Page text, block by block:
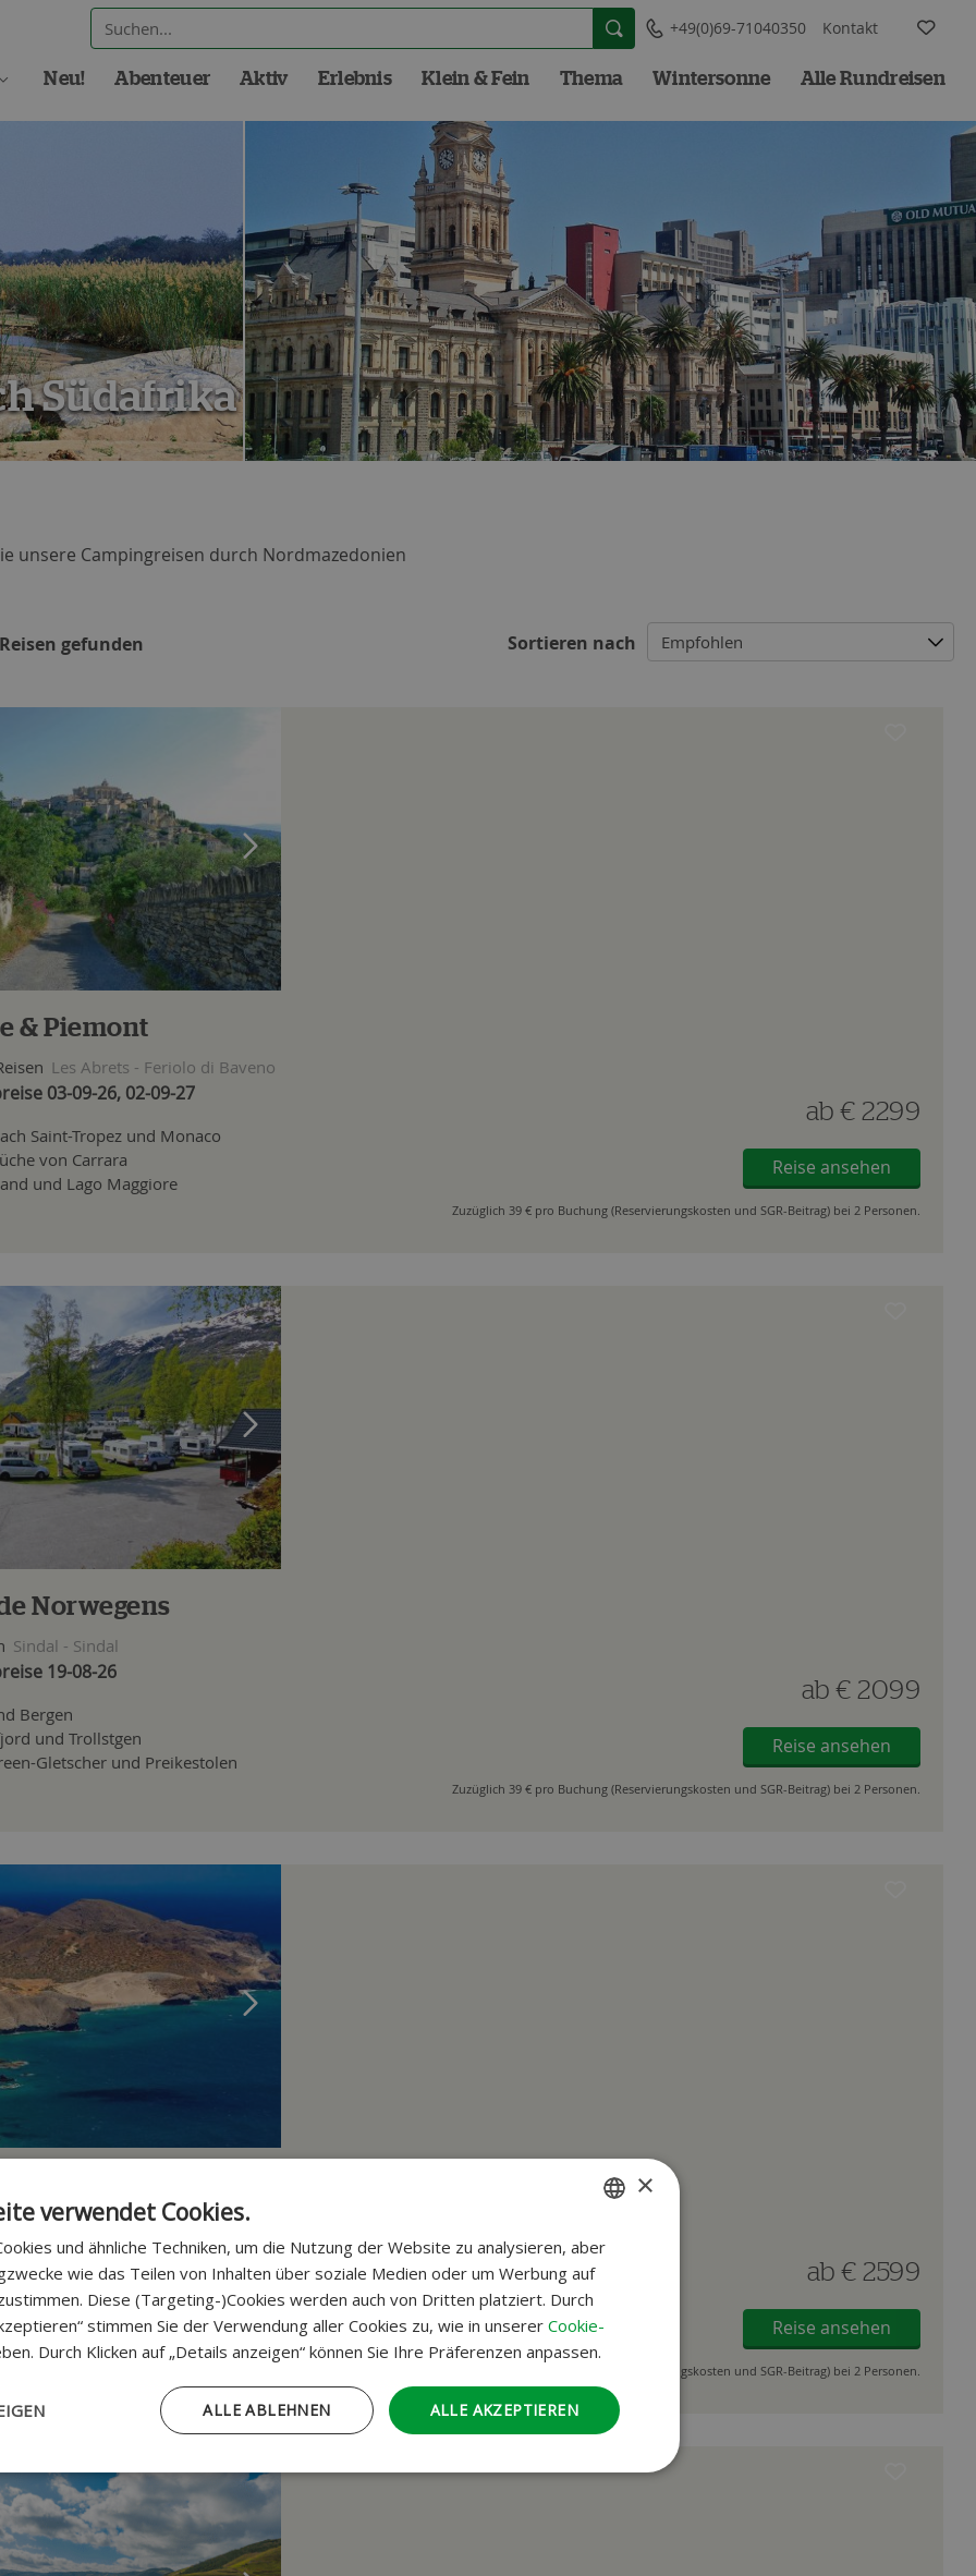
+49(0)69-71040350 Kontakt
Neu! Abenteuer Aktiv Erlebnis Klein & Fein Thema Wintersonne Alle Rundreisen
Südafrika
unsere Campingreisen durch Nordmazedonien
gefunden Sortieren nach Empfohlen
& Piemont
Les Abrets - Feriolo di Baveno
03-09-26, 02-09-27
Saint-Tropez und Monaco
von Carrara
und Lago Maggiore
ab € 2299
Reise ansehen
Zuzüglich 39 € pro Buchung (Reservierungskosten und SGR-Beitrag) bei 2 Personen.
Norwegens
Sindal - Sindal
19-08-26
Bergen
und Trollstgen
Gletscher und Preikestolen
ab € 2099
Reise ansehen
Zuzüglich 39 € pro Buchung (Reservierungskosten und SGR-Beitrag) bei 2 Personen.
Salamanca -Nijar
03-03-27
Salamanca & Madrid
Coto Doñana
& Fès
ab € 2599
Reise ansehen
Zuzüglich 39 € pro Buchung (Reservierungskosten und SGR-Beitrag) bei 2 Personen.
DUTCH
GERMAN
×
verwendet Cookies.
und ähnliche Techniken, um die Nutzung der Website zu analysieren, aber
wie das Teilen von Inhalten über soziale Medien oder um Werbung auf
Diese (Targeting-)Cookies werden auch von Dritten platziert. Durch
stimmen Sie der Verwendung aller Cookies zu, wie in unsererCookie-
Durch Klicken auf „Details anzeigen“ können Sie Ihre Präferenzen anpassen.
ALLE AKZEPTIEREN
ALLE ABLEHNEN